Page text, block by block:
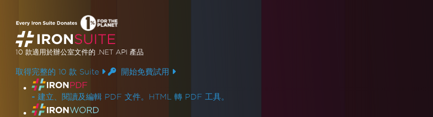
10 款適用於辦公室文件的 .NET API 產品
取得完整的 10 款 Suite 開始免費試用
產品連結
- 建立、閱讀及編輯 PDF 文件。HTML 轉 PDF 工具。